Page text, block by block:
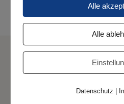
Glarum I – 1. Jungen 19
Über
Alle
Alle
Datenschutz